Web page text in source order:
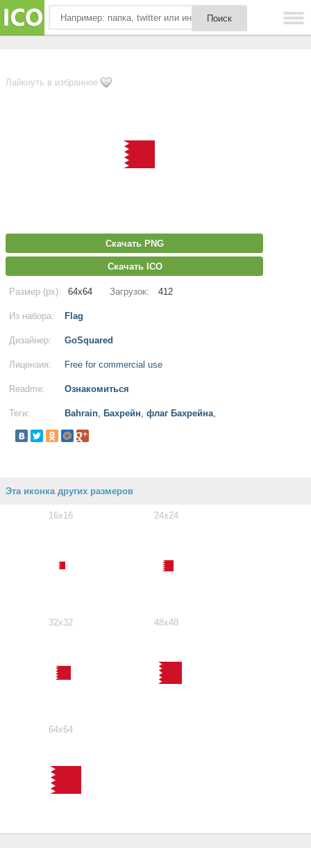
Лайкнуть в избранное
Скачать PNG
Скачать ICO
Размер (px): 64x64 Загрузок: 412
Из набора: Flag
Дизайнер: GoSquared
Лицензия: Free for commercial use
Readme: Ознакомиться
Теги: Bahrain, Бахрейн, флаг Бахрейна,
Эта иконка других размеров
16x16 24x24
32x32 48x48
64x64